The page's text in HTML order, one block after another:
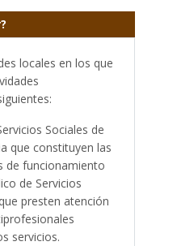
locales en los que
Sociales de
que constituyen las
de funcionamiento
de Servicios
presten atención
servicios.